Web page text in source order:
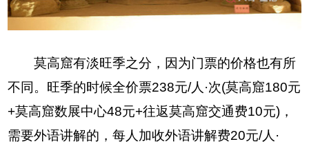
莫高窟有淡旺季之分，因为门票的价格也有所
不同。旺季的时候全价票238元/人·次(莫高窟180元
+莫高窟数展中心48元+往返莫高窟交通费10元)，
需要外语讲解的，每人加收外语讲解费20元/人·